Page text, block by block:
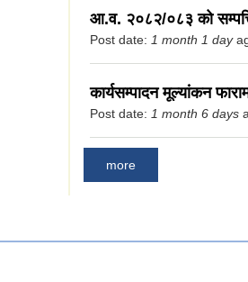
आ.व. २०८२/०८३ को
Post date: 1 month 1 day
कार्यसम्पादन मूल्यांकन
Post date: 1 month 6 days
more